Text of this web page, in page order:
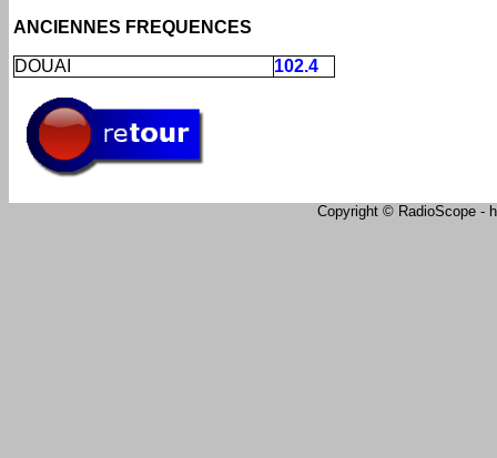
ANCIENNES FREQUENCES
DOUAI 102.4
Copyright © RadioScope -